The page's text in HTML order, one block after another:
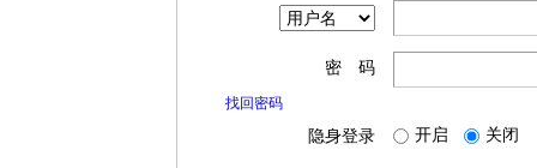
密 码
找回密码
隐身登录 开启 关闭